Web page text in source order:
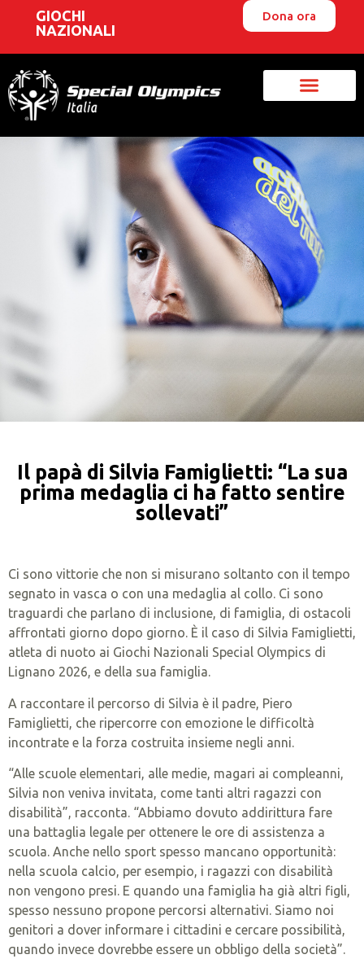
GIOCHI
NAZIONALI
Dona ora
Il papà di Silvia Famiglietti: “La sua
prima medaglia ci ha fatto sentire
sollevati”
Ci sono vittorie che non si misurano soltanto con il tempo
segnato in vasca o con una medaglia al collo. Ci sono
traguardi che parlano di inclusione, di famiglia, di ostacoli
affrontati giorno dopo giorno. È il caso di Silvia Famiglietti,
atleta di nuoto ai Giochi Nazionali Special Olympics di
Lignano 2026, e della sua famiglia.
A raccontare il percorso di Silvia è il padre, Piero
Famiglietti, che ripercorre con emozione le difficoltà
incontrate e la forza costruita insieme negli anni.
“Alle scuole elementari, alle medie, magari ai compleanni,
Silvia non veniva invitata, come tanti altri ragazzi con
disabilità”, racconta. “Abbiamo dovuto addirittura fare
una battaglia legale per ottenere le ore di assistenza a
scuola. Anche nello sport spesso mancano opportunità:
nella scuola calcio, per esempio, i ragazzi con disabilità
non vengono presi. E quando una famiglia ha già altri figli,
spesso nessuno propone percorsi alternativi. Siamo noi
genitori a dover informare i cittadini e cercare possibilità,
quando invece dovrebbe essere un obbligo della società”.